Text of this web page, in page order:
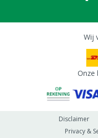
Wij
Onze
Disclaimer
Privacy &